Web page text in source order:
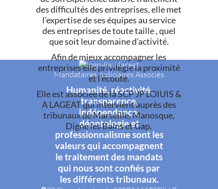
des difficultés des entreprises, elle met
l’expertise de ses équipes au service
des entreprises de toute taille , quel
que soit leur domaine d’activité.
Afin de mieux accompagner les
entreprises elle privilégie la proximité
et l’écoute.
Elle est associée de la SCP JP LOIUIS &
A LAGEAT qui intervient auprès des
tribunaux de Marseille, Manosque,
Digne les Bains et Gap.
Mandataires Judiciaires Associés
Humanité, réactivité,
transparence,
indépendance,
déontologie et
professionnalisme sont les
valeurs qui accompagnent
le traitement des mandats
qui nous sont confiés par
les différents tribunaux.